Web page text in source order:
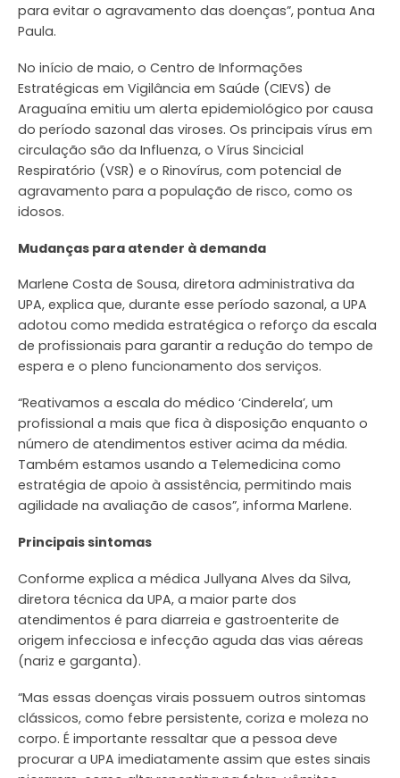
para evitar o agravamento das doenças”, pontua Ana
Paula.
No início de maio, o Centro de Informações
Estratégicas em Vigilância em Saúde (CIEVS) de
Araguaína emitiu um alerta epidemiológico por causa
do período sazonal das viroses. Os principais vírus em
circulação são da Influenza, o Vírus Sincicial
Respiratório (VSR) e o Rinovírus, com potencial de
agravamento para a população de risco, como os
idosos.
Mudanças para atender à demanda
Marlene Costa de Sousa, diretora administrativa da
UPA, explica que, durante esse período sazonal, a UPA
adotou como medida estratégica o reforço da escala
de profissionais para garantir a redução do tempo de
espera e o pleno funcionamento dos serviços.
“Reativamos a escala do médico ‘Cinderela’, um
profissional a mais que fica à disposição enquanto o
número de atendimentos estiver acima da média.
Também estamos usando a Telemedicina como
estratégia de apoio à assistência, permitindo mais
agilidade na avaliação de casos”, informa Marlene.
Principais sintomas
Conforme explica a médica Jullyana Alves da Silva,
diretora técnica da UPA, a maior parte dos
atendimentos é para diarreia e gastroenterite de
origem infecciosa e infecção aguda das vias aéreas
(nariz e garganta).
“Mas essas doenças virais possuem outros sintomas
clássicos, como febre persistente, coriza e moleza no
corpo. É importante ressaltar que a pessoa deve
procurar a UPA imediatamente assim que estes sinais